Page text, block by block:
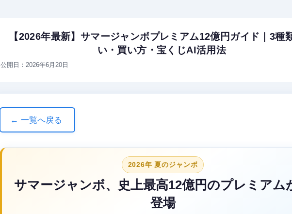
【2026年最新】サマージャンボプレミアム12億円ガイド｜3種
い・買い方・宝くじAI活用法
公開日：2026年6月20日
← 一覧へ戻る
2026年 夏のジャンボ
サマージャンボ、 史上最高12億円 のプレミアム
登場